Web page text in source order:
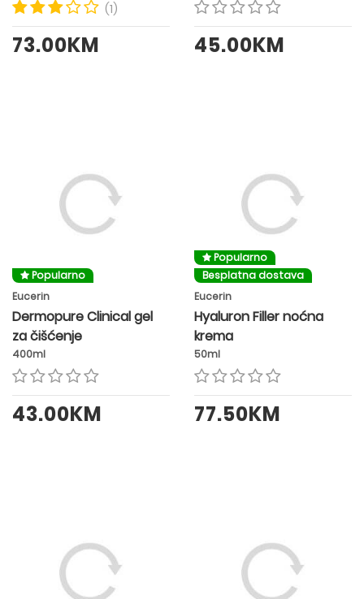
(1)
73.00KM 45.00KM
Popularno
Eucerin
Dermopure Clinical gel
za čišćenje
400ml
43.00KM
Popularno
Besplatna dostava
Eucerin
Hyaluron Filler noćna
krema
50ml
77.50KM